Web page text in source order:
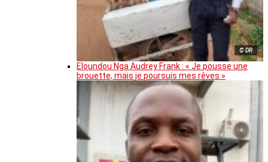
© DR
Eloundou Nga Audrey Frank : « Je pousse une
brouette, mais je poursuis mes rêves »